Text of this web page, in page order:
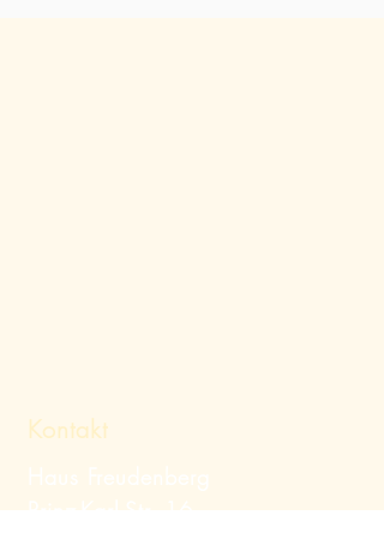
Kontakt